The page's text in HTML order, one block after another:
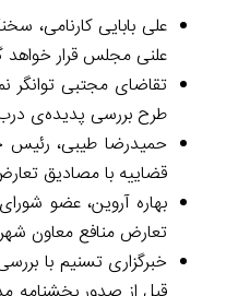
علی بابایی
علنی مجلس قرار خواهد
تقاضای مجتبی
طرح بررسی پدیده‌ی
حمیدرضا طیبی، رئیس
قضاییه با مصادیق
تعارض منافع معاون
خبرگزاری تسنیم با